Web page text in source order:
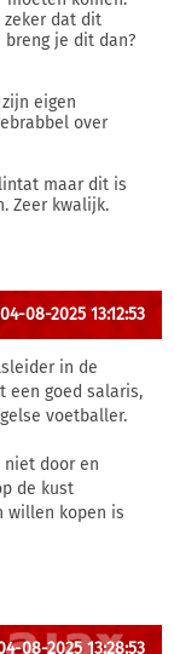
zeker dat dit
breng je dit dan?
eigen
over
maar dit is
Zeer kwalijk.
04-08-2025 13:12:53
in de
een goed salaris,
voetballer.
door en
de kust
willen kopen is
08-2025 13:28:53